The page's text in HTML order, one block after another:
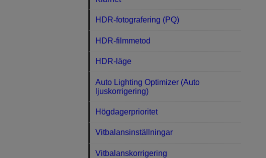
HDR-fotografering (PQ)
HDR-filmmetod
HDR-läge
Auto Lighting Optimizer (Auto
ljuskorrigering)
Högdagerprioritet
Vitbalansinställningar
Vitbalanskorrigering